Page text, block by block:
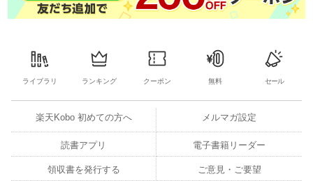
ライブラリ ランキング クーポン 無料 セール
楽天Kobo 初めての方へ メルマガ設定
読書アプリ 電子書籍リーダー
領収書を発行する ご意見・ご要望